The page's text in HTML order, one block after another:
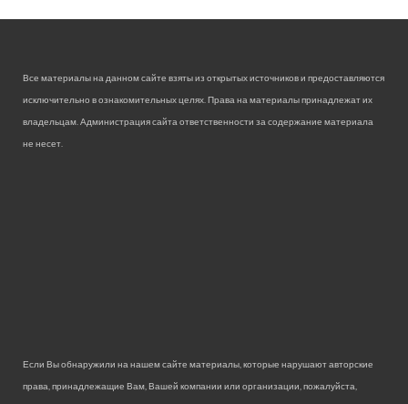
Все материалы на данном сайте взяты из открытых источников и предоставляются
исключительно в ознакомительных целях. Права на материалы принадлежат их
владельцам. Администрация сайта ответственности за содержание материала
не несет.
Если Вы обнаружили на нашем сайте материалы, которые нарушают авторские
права, принадлежащие Вам, Вашей компании или организации, пожалуйста,